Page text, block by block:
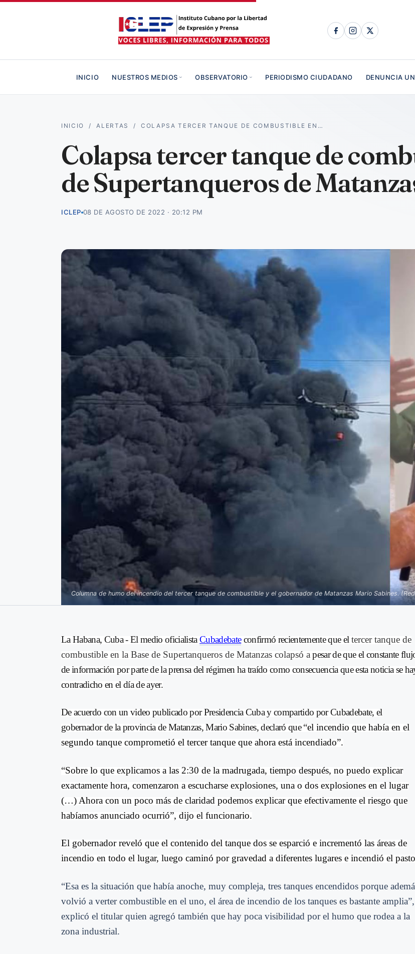
INICIO NUESTROS MEDIOS OBSERVATORIO PERIODISMO CIUDADANO DENUNCIA
INICIO /ALERTAS /COLAPSA TERCER TANQUE DE COMBUSTIBLE EN…
Colapsa tercer tanque de
de Supertanqueros de
ICLEP 08 DE AGOSTO DE 2022 · 20:12 PM
Columna de humo del incendio del tercer tanque de combustible y el gobernador de Matanzas Mario Sabines.
La Habana, Cuba -El medio oficialistaCubadebateconfirmó recientemente que el tercer tanque de
combustible en la Base de Supertanqueros de Matanzas colapsó a pesar de que el constante
de información por parte de la prensa del régimen ha traído como consecuencia que esta noticia se
contradicho en el día de ayer.
De acuerdo con un video publicado por Presidencia Cuba y compartido por Cubadebate, el
gobernador de la provincia de Matanzas, Mario Sabines, declaró que “el incendio que había en el
segundo tanque comprometió el tercer tanque que ahora está incendiado”.
“Sobre lo que explicamos a las 2:30 de la madrugada, tiempo después, no puedo explicar
exactamente hora, comenzaron a escucharse explosiones, una o dos explosiones en el lugar
(…) Ahora con un poco más de claridad podemos explicar que efectivamente el riesgo que
habíamos anunciado ocurrió”, dijo el funcionario.
El gobernador reveló que el contenido del tanque dos se esparció e incrementó las áreas de
incendio en todo el lugar, luego caminó por gravedad a diferentes lugares e incendió el
“Esa es la situación que había anoche, muy compleja, tres tanques encendidos porque
volvió a verter combustible en el uno, el área de incendio de los tanques es bastante amplia”,
explicó el titular quien agregó también que hay poca visibilidad por el humo que rodea a la
zona industrial.